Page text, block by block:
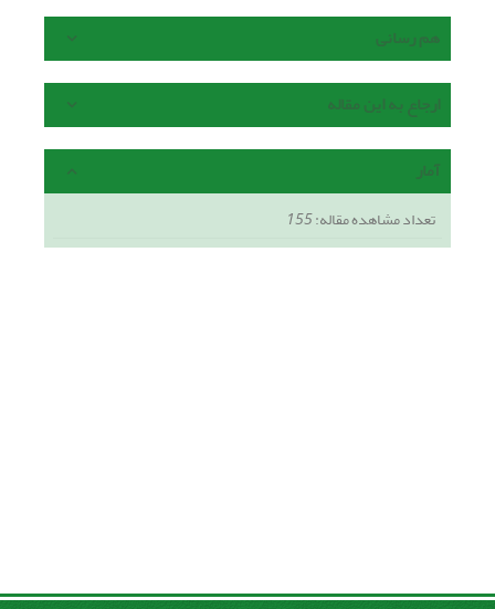
هم رسانی
ارجاع به این مقاله
آمار
تعداد مشاهده مقاله:155